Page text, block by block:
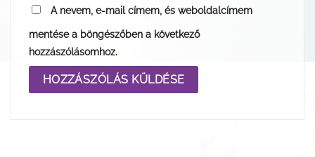
A nevem, e-mail címem, és weboldalcímem
mentése a böngészőben a következő
hozzászólásomhoz.